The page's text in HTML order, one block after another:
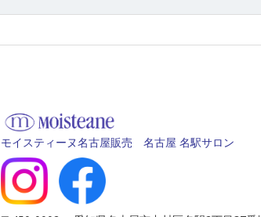
モイスティーヌ名古屋販売 名古屋 名駅サロン